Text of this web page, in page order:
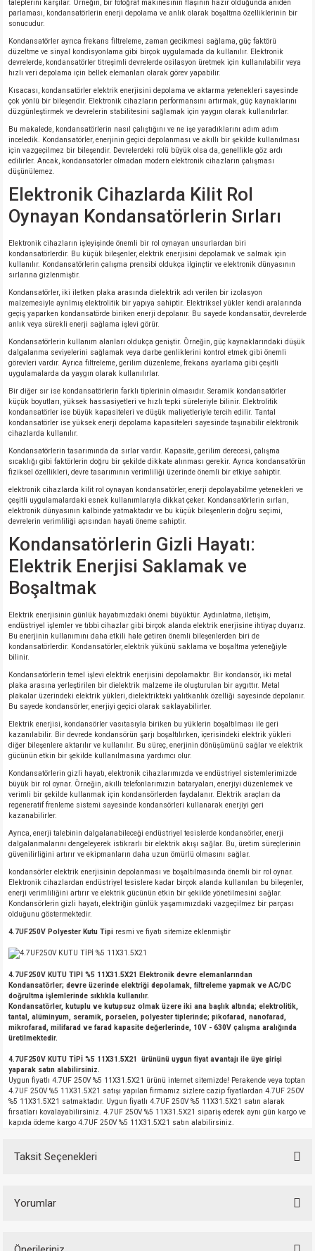
taleplerini karşılar. Örneğin, bir fotoğraf makinesinin flaşının hazır olduğunda aniden
parlaması, kondansatörlerin enerji depolama ve anlık olarak boşaltma özelliklerinin bir
sonucudur.
Kondansatörler ayrıca frekans filtreleme, zaman gecikmesi sağlama, güç faktörü
düzeltme ve sinyal kondisyonlama gibi birçok uygulamada da kullanılır. Elektronik
devrelerde, kondansatörler titreşimli devrelerde osilasyon üretmek için kullanılabilir veya
hızlı veri depolama için bellek elemanları olarak görev yapabilir.
Kısacası, kondansatörler elektrik enerjisini depolama ve aktarma yetenekleri sayesinde
çok yönlü bir bileşendir. Elektronik cihazların performansını artırmak, güç kaynaklarını
düzgünleştirmek ve devrelerin stabilitesini sağlamak için yaygın olarak kullanılırlar.
Bu makalede, kondansatörlerin nasıl çalıştığını ve ne işe yaradıklarını adım adım
inceledik. Kondansatörler, enerjinin geçici depolanması ve akıllı bir şekilde kullanılması
için vazgeçilmez bir bileşendir. Devrelerdeki rolü büyük olsa da, genellikle göz ardı
edilirler. Ancak, kondansatörler olmadan modern elektronik cihazların çalışması
düşünülemez.
Elektronik Cihazlarda Kilit Rol
Oynayan Kondansatörlerin Sırları
Elektronik cihazların işleyişinde önemli bir rol oynayan unsurlardan biri
kondansatörlerdir. Bu küçük bileşenler, elektrik enerjisini depolamak ve salmak için
kullanılır. Kondansatörlerin çalışma prensibi oldukça ilginçtir ve elektronik dünyasının
sırlarına gizlenmiştir.
Kondansatörler, iki iletken plaka arasında dielektrik adı verilen bir izolasyon
malzemesiyle ayrılmış elektrolitik bir yapıya sahiptir. Elektriksel yükler kendi aralarında
geçiş yaparken kondansatörde biriken enerji depolanır. Bu sayede kondansatör, devrelerde
anlık veya sürekli enerji sağlama işlevi görür.
Kondansatörlerin kullanım alanları oldukça geniştir. Örneğin, güç kaynaklarındaki düşük
dalgalanma seviyelerini sağlamak veya darbe genliklerini kontrol etmek gibi önemli
görevleri vardır. Ayrıca filtreleme, gerilim düzenleme, frekans ayarlama gibi çeşitli
uygulamalarda da yaygın olarak kullanılırlar.
Bir diğer sır ise kondansatörlerin farklı tiplerinin olmasıdır. Seramik kondansatörler
küçük boyutları, yüksek hassasiyetleri ve hızlı tepki süreleriyle bilinir. Elektrolitik
kondansatörler ise büyük kapasiteleri ve düşük maliyetleriyle tercih edilir. Tantal
kondansatörler ise yüksek enerji depolama kapasiteleri sayesinde taşınabilir elektronik
cihazlarda kullanılır.
Kondansatörlerin tasarımında da sırlar vardır. Kapasite, gerilim derecesi, çalışma
sıcaklığı gibi faktörlerin doğru bir şekilde dikkate alınması gerekir. Ayrıca kondansatörün
fiziksel özellikleri, devre tasarımının verimliliği üzerinde önemli bir etkiye sahiptir.
elektronik cihazlarda kilit rol oynayan kondansatörler, enerji depolayabilme yetenekleri ve
çeşitli uygulamalardaki esnek kullanımlarıyla dikkat çeker. Kondansatörlerin sırları,
elektronik dünyasının kalbinde yatmaktadır ve bu küçük bileşenlerin doğru seçimi,
devrelerin verimliliği açısından hayati öneme sahiptir.
Kondansatörlerin Gizli Hayatı:
Elektrik Enerjisi Saklamak ve
Boşaltmak
Elektrik enerjisinin günlük hayatımızdaki önemi büyüktür. Aydınlatma, iletişim,
endüstriyel işlemler ve tıbbi cihazlar gibi birçok alanda elektrik enerjisine ihtiyaç duyarız.
Bu enerjinin kullanımını daha etkili hale getiren önemli bileşenlerden biri de
kondansatörlerdir. Kondansatörler, elektrik yükünü saklama ve boşaltma yeteneğiyle
bilinir.
Kondansatörlerin temel işlevi elektrik enerjisini depolamaktır. Bir kondansör, iki metal
plaka arasına yerleştirilen bir dielektrik malzeme ile oluşturulan bir aygıttır. Metal
plakalar üzerindeki elektrik yükleri, dielektrikteki yalıtkanlık özelliği sayesinde depolanır.
Bu sayede kondansörler, enerjiyi geçici olarak saklayabilirler.
Elektrik enerjisi, kondansörler vasıtasıyla biriken bu yüklerin boşaltılması ile geri
kazanılabilir. Bir devrede kondansörün şarjı boşaltılırken, içerisindeki elektrik yükleri
diğer bileşenlere aktarılır ve kullanılır. Bu süreç, enerjinin dönüşümünü sağlar ve elektrik
gücünün etkin bir şekilde kullanılmasına yardımcı olur.
Kondansatörlerin gizli hayatı, elektronik cihazlarımızda ve endüstriyel sistemlerimizde
büyük bir rol oynar. Örneğin, akıllı telefonlarımızın bataryaları, enerjiyi düzenlemek ve
verimli bir şekilde kullanmak için kondansörlerden faydalanır. Elektrik araçları da
regeneratif frenleme sistemi sayesinde kondansörleri kullanarak enerjiyi geri
kazanabilirler.
Ayrıca, enerji talebinin dalgalanabileceği endüstriyel tesislerde kondansörler, enerji
dalgalanmalarını dengeleyerek istikrarlı bir elektrik akışı sağlar. Bu, üretim süreçlerinin
güvenilirliğini artırır ve ekipmanların daha uzun ömürlü olmasını sağlar.
kondansörler elektrik enerjisinin depolanması ve boşaltılmasında önemli bir rol oynar.
Elektronik cihazlardan endüstriyel tesislere kadar birçok alanda kullanılan bu bileşenler,
enerji verimliliğini artırır ve elektrik gücünün etkin bir şekilde yönetilmesini sağlar.
Kondansörlerin gizli hayatı, elektriğin günlük yaşamımızdaki vazgeçilmez bir parçası
olduğunu göstermektedir.
4.7UF250V Polyester Kutu Tipi resmi ve fiyatı sitemize eklenmiştir
4.7UF250V KUTU TİPİ %5 11X31.5X21 Elektronik devre elemanlarından
Kondansatörler; devre üzerinde elektriği depolamak, filtreleme yapmak ve AC/DC
doğrultma işlemlerinde sıklıkla kullanılır.
Kondansatörler, kutuplu ve kutupsuz olmak üzere iki ana başlık altında; elektrolitik,
tantal, alüminyum, seramik, porselen, polyester tiplerinde; pikofarad, nanofarad,
mikrofarad, milifarad ve farad kapasite değerlerinde, 10V - 630V çalışma aralığında
üretilmektedir.
4.7UF250V KUTU TİPİ %5 11X31.5X21 ürününü uygun fiyat avantajı ile üye girişi
yaparak satın alabilirsiniz.
Uygun fiyatlı 4.7UF 250V %5 11X31.5X21 ürünü internet sitemizde! Perakende veya toptan
4.7UF 250V %5 11X31.5X21 satışı yapılan firmamız sizlere cazip fiyatlardan 4.7UF 250V
%5 11X31.5X21 satmaktadır. Uygun fiyatlı 4.7UF 250V %5 11X31.5X21 satın alarak
fırsatları kovalayabilirsiniz. 4.7UF 250V %5 11X31.5X21 sipariş ederek aynı gün kargo ve
kapıda ödeme kargo 4.7UF 250V %5 11X31.5X21 satın alabilirsiniz.
Taksit Seçenekleri
Yorumlar